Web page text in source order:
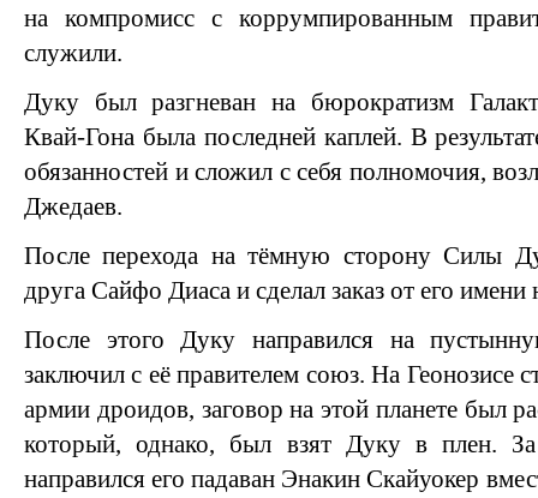
на компромисс с коррумпированным
служили.
Дуку был разгневан на бюрократизм
Квай-Гона была последней каплей. В
обязанностей и сложил с себя полномочия,
Джедаев.
После перехода на тёмную сторону Силы
друга Сайфо Диаса и сделал заказ от его
После этого Дуку направился на
заключил с её правителем союз. На Геонозисе
армии дроидов, заговор на этой планете был
который, однако, был взят Дуку в плен.
направился его падаван Энакин Скайуокер